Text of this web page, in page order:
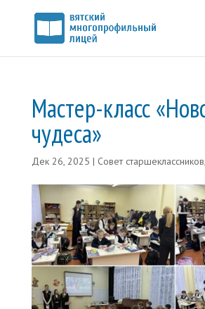
Мастер-класс
чудеса»
Дек 26, 2025 | Совет старшеклассников,